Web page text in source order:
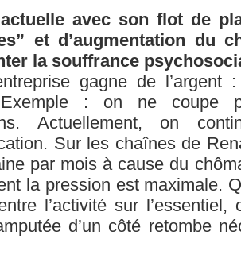
avec son flot de
et d’augmentation du
la souffrance
gagne de
Exemple : on ne coupe
Actuellement, on
Sur les chaînes de
par mois à cause du
la pression est maximale.
l’activité sur
d’un côté retombe